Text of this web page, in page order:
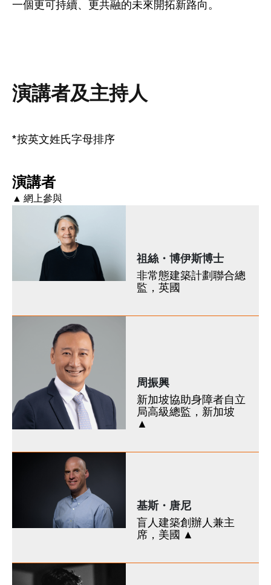
一個更可持續、更共融的未來開拓新路向。
演講者及主持人
*按英文姓氏字母排序
演講者
▲ 網上參與
祖絲・博伊斯博士
非常態建築計劃聯合總
監，英國
周振興
新加坡協助身障者自立
局高級總監，新加坡
▲
基斯・唐尼
盲人建築創辦人兼主
席，美國 ▲